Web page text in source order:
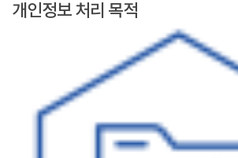
개인정보 처리 목적